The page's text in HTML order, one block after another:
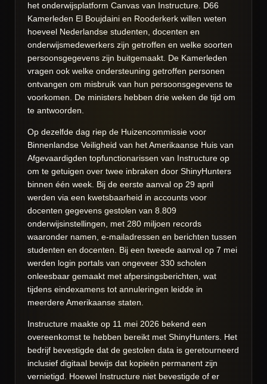
het onderwijsplatform Canvas van Instructure. D66
Kamerleden El Boujdaini en Rooderkerk willen weten
hoeveel Nederlandse studenten, docenten en
onderwijsmedewerkers zijn getroffen en welke soorten
persoonsgegevens zijn buitgemaakt. De Kamerleden
vragen ook welke ondersteuning getroffen personen
ontvangen om misbruik van hun persoonsgegevens te
voorkomen. De ministers hebben drie weken de tijd om
te antwoorden.
Op dezelfde dag riep de Huizencommissie voor
Binnenlandse Veiligheid van het Amerikaanse Huis van
Afgevaardigden topfunctionarissen van Instructure op
om te getuigen over twee inbraken door ShinyHunters
binnen één week. Bij de eerste aanval op 29 april
werden via een kwetsbaarheid in accounts voor
docenten gegevens gestolen van 8.809
onderwijsinstellingen, met 280 miljoen records
waaronder namen, e-mailadressen en berichten tussen
studenten en docenten. Bij een tweede aanval op 7 mei
werden login portals van ongeveer 330 scholen
onleesbaar gemaakt met afpersingsberichten, wat
tijdens eindexamens tot annuleringen leidde in
meerdere Amerikaanse staten.
Instructure maakte op 11 mei 2026 bekend een
overeenkomst te hebben bereikt met ShinyHunters. Het
bedrijf bevestigde dat de gestolen data is geretourneerd
inclusief digitaal bewijs dat kopieën permanent zijn
vernietigd. Hoewel Instructure niet bevestigde of er